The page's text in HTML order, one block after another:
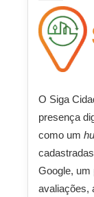
O Siga
presença
como um
Google, um
avaliações,